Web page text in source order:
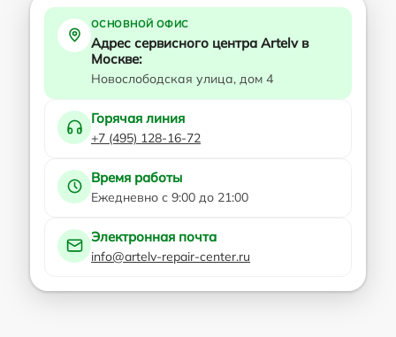
ОСНОВНОЙ ОФИС
Адрес сервисного центра Artelv в
Москве:
Новослободская улица, дом 4
Горячая линия
+7 (495) 128-16-72
Время работы
Ежедневно с 9:00 до 21:00
Электронная почта
info@artelv-repair-center.ru